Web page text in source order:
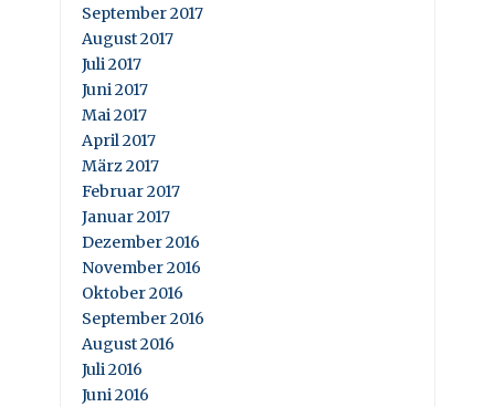
September 2017
August 2017
Juli 2017
Juni 2017
Mai 2017
April 2017
März 2017
Februar 2017
Januar 2017
Dezember 2016
November 2016
Oktober 2016
September 2016
August 2016
Juli 2016
Juni 2016